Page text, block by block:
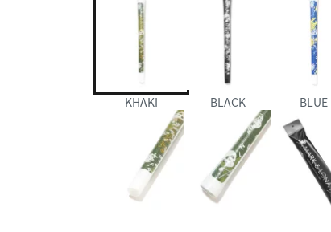
KHAKI BLACK BLUE